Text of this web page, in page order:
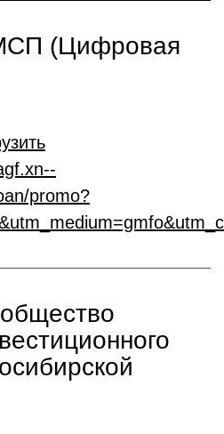
(Цифровая
promo?